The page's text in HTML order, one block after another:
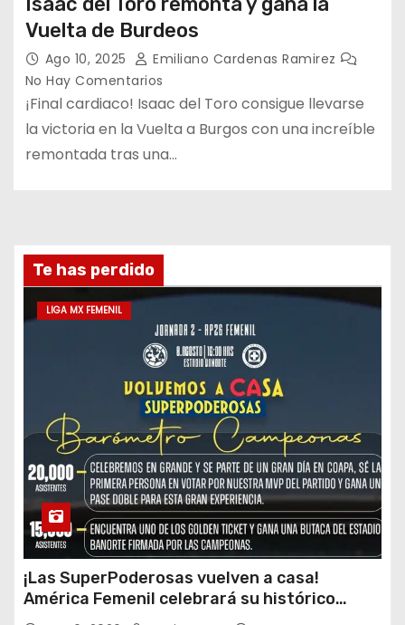
Vuelta de Burdeos
Ago 10, 2025
Emiliano Cardenas Ramirez
No Hay Comentarios
¡Final cardiaco! Isaac del Toro consigue llevarse
la victoria en la Vuelta a Burgos con una increíble
remontada tras una…
Te has perdido
LIGA MX FEMENIL
¡Las SuperPoderosas vuelven a casa!
América Femenil celebrará su histórico
triplete con una auténtica fiesta ante Cruz